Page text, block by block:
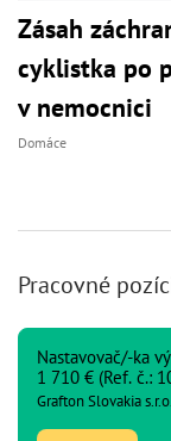
Zásah
cyklistka po
v nemocnici
Domáce
Pracovné
Nastavovač/-ka
1 710 € (Ref. č.:
Grafton Slovakia